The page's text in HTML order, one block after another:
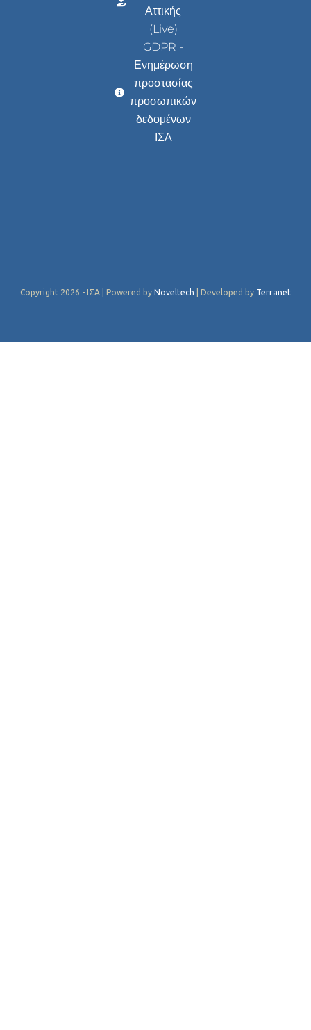
Αττικής
(Live)
GDPR -
Ενημέρωση
προστασίας
προσωπικών
δεδομένων
ΙΣΑ
Copyright 2026 - ΙΣΑ | Powered by Noveltech | Developed by Terranet